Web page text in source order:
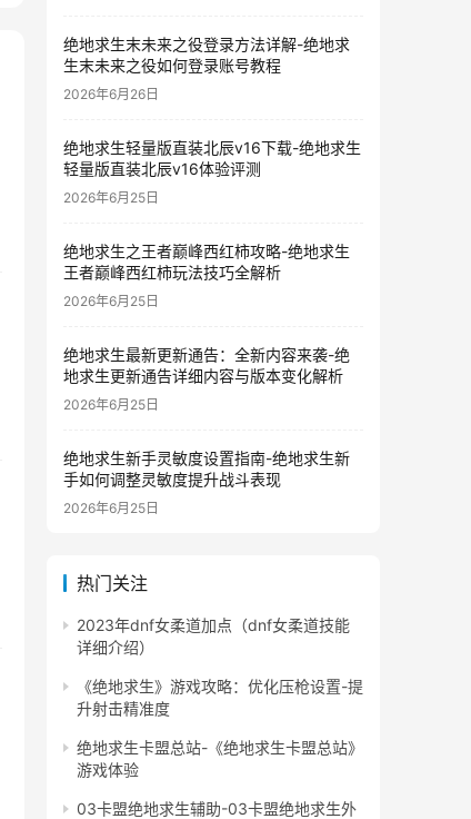
绝地求生末未来之役登录方法详解-绝地求
生末未来之役如何登录账号教程
2026年6月26日
绝地求生轻量版直装北辰v16下载-绝地求生
轻量版直装北辰v16体验评测
2026年6月25日
绝地求生之王者巅峰西红柿攻略-绝地求生
王者巅峰西红柿玩法技巧全解析
2026年6月25日
绝地求生最新更新通告：全新内容来袭-绝
地求生更新通告详细内容与版本变化解析
2026年6月25日
绝地求生新手灵敏度设置指南-绝地求生新
手如何调整灵敏度提升战斗表现
2026年6月25日
热门关注
2023年dnf女柔道加点（dnf女柔道技能
详细介绍）
《绝地求生》游戏攻略：优化压枪设置-提
升射击精准度
绝地求生卡盟总站-《绝地求生卡盟总站》
游戏体验
03卡盟绝地求生辅助-03卡盟绝地求生外